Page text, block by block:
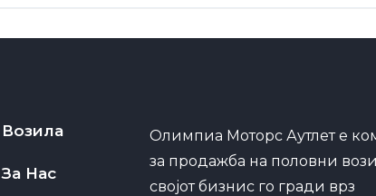
Возила
За Нас
Олимпиа Моторс Аутлет е
за продажба на половни
својот бизнис го гради врз